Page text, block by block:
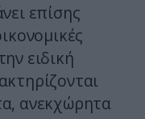
επίσης
ειδική
ανεκχώρητα